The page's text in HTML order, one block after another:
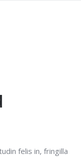
felis in, fringilla